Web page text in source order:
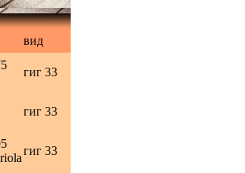
вид
гиг 33
гиг 33
гиг 33